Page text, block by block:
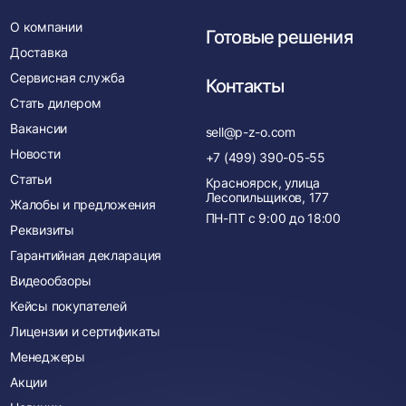
О компании
Доставка
Сервисная служба
Стать дилером
Вакансии
Новости
Статьи
Жалобы и предложения
Реквизиты
Гарантийная декларация
Видеообзоры
Кейсы покупателей
Лицензии и сертификаты
Менеджеры
Акции
Готовые решения
Контакты
sell@p-z-o.com
+7 (499) 390-05-55
Красноярск, улица
Лесопильщиков, 177
ПН-ПТ с 9:00 до 18:00